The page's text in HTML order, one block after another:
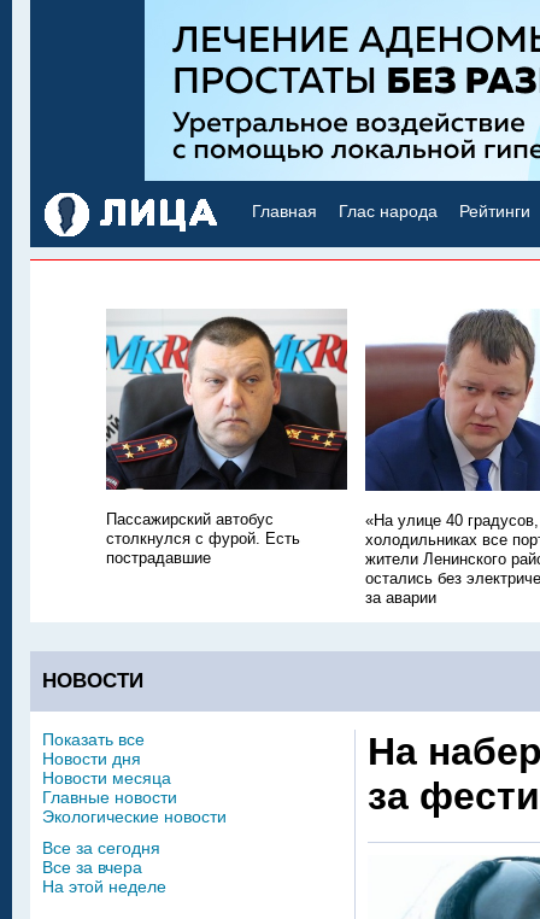
Главная Глас народа Рейтинги
Пассажирский автобус
столкнулся с фурой. Есть
пострадавшие
«На улице 40
холодильниках все
жители Ленинского
остались без
за аварии
НОВОСТИ
На
за
Показать все
Новости дня
Новости месяца
Главные новости
Экологические новости
Все за сегодня
Все за вчера
На этой неделе